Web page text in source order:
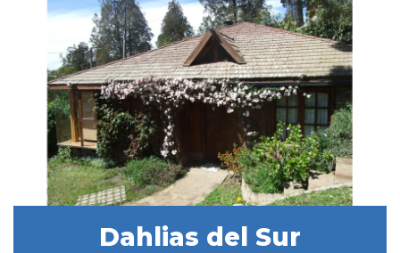
Tipo de hospedagem
Estrelas
Região
BUSCAR HOSPEDAGEM
Dahlias del Sur